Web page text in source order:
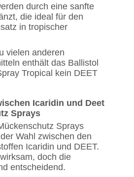
durch eine sanfte
die ideal für den
in tropischer
vielen anderen
enthält das Ballistol
Tropical kein DEET
Icaridin und Deet
Sprays
Sprays
Wahl zwischen den
Icaridin und DEET.
doch die
entscheidend.